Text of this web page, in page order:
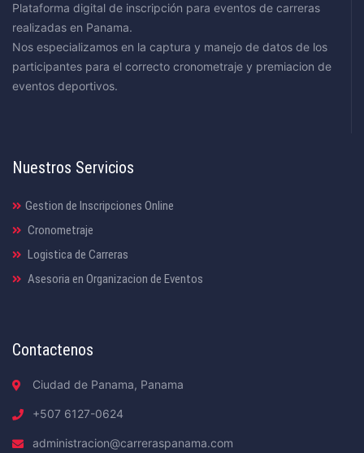
Plataforma digital de inscripción para eventos de carreras
realizadas en Panama.
Nos especializamos en la captura y manejo de datos de los
participantes para el correcto cronometraje y premiacion de
eventos deportivos.
Nuestros Servicios
Gestion de Inscripciones Online
Cronometraje
Logistica de Carreras
Asesoria en Organizacion de Eventos
Contactenos
Ciudad de Panama, Panama
+507 6127-0624
administracion@carreraspanama.com